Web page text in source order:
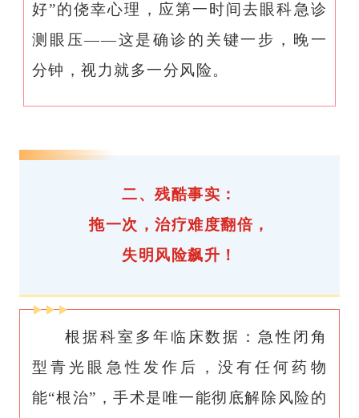
好”的侥幸心理，应第一时间去眼科急诊
测眼压——这是确诊的关键一步，晚一
分钟，视力就多一分风险。
二、残酷事实：
拖一次，治疗难度翻倍，
失明风险飙升！
根据科室多年临床数据：急性闭角
型青光眼急性发作后，没有任何药物
能“根治”，手术是唯一能彻底解除风险的